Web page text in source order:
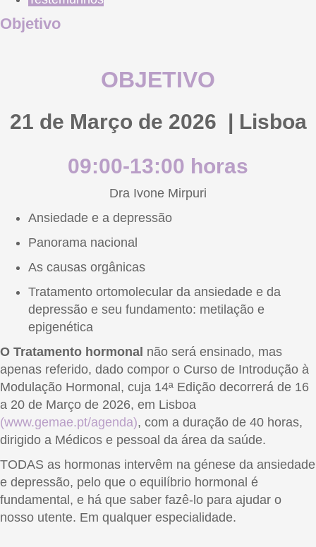
Objetivo
OBJETIVO
21 de Março de 2026 | Lisboa
09:00-13:00 horas
Dra Ivone Mirpuri
Ansiedade e a depressão
Panorama nacional
As causas orgânicas
Tratamento ortomolecular da ansiedade e da
depressão e seu fundamento: metilação e
epigenética
O Tratamento hormonal não será ensinado, mas
apenas referido, dado compor o Curso de Introdução à
Modulação Hormonal, cuja 14ª Edição decorrerá de 16
a 20 de Março de 2026, em Lisboa
(www.gemae.pt/agenda), com a duração de 40 horas,
dirigido a Médicos e pessoal da área da saúde.
TODAS as hormonas intervêm na génese da ansiedade
e depressão, pelo que o equilíbrio hormonal é
fundamental, e há que saber fazê-lo para ajudar o
nosso utente. Em qualquer especialidade.